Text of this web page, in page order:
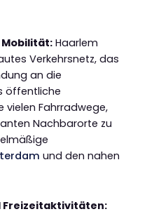
Haarlem
Verkehrsnetz, das
an die
öffentliche
vielen Fahrradwege,
Nachbarorte zu
und den nahen
Freizeitaktivitäten: